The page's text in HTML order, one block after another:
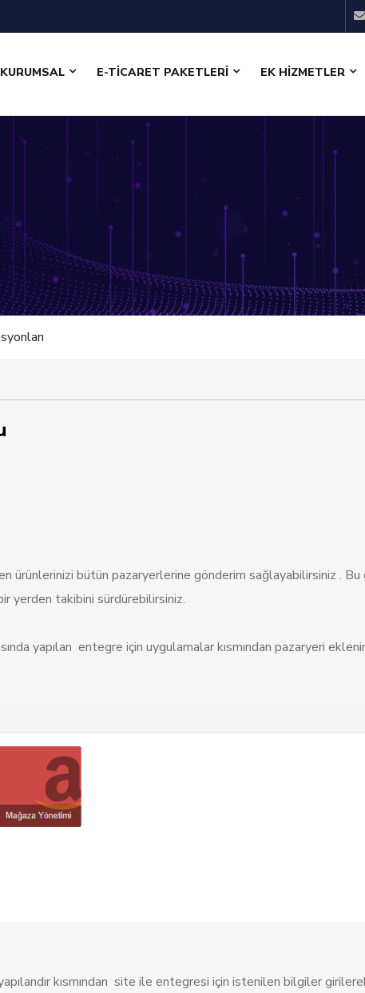
KURUMSAL E-TİCARET PAKETLERİ EK HİZMETLER
ürünlerinizi bütün pazaryerlerine gönderim sağlayabilirsiniz .
yerden takibini sürdürebilirsiniz.
yapılan entegre için uygulamalar kısmından pazaryeri
kısmından site ile entegresi için istenilen bilgiler